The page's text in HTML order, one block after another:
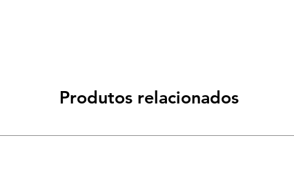
Produtos relacionados